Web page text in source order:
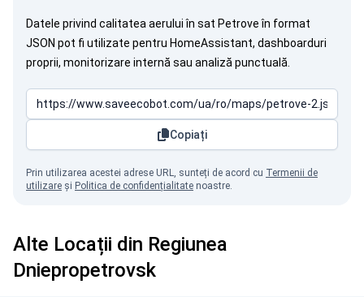
Datele privind calitatea aerului în sat Petrove în format
JSON pot fi utilizate pentru HomeAssistant, dashboarduri
proprii, monitorizare internă sau analiză punctuală.
Copiați
Prin utilizarea acestei adrese URL, sunteți de acord cu Termenii de
utilizare și Politica de confidențialitate noastre.
Alte Locații din Regiunea
Dniepropetrovsk